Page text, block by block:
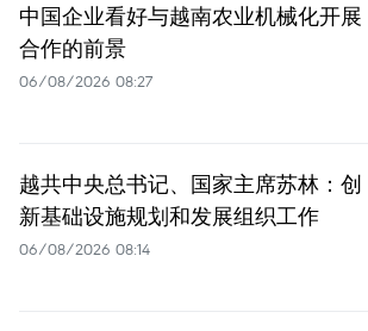
中国企业看好与越南农业机械化开展
合作的前景
06/08/2026 08:27
越共中央总书记、国家主席苏林：创
新基础设施规划和发展组织工作
06/08/2026 08:14